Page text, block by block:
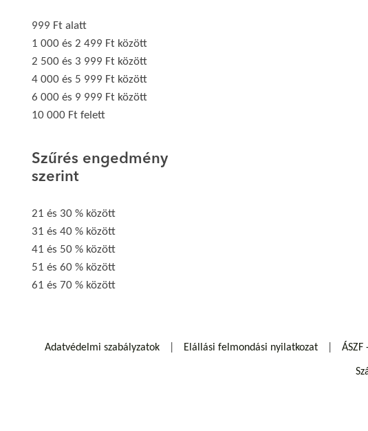
999 Ft alatt
1 000 és 2 499 Ft között
2 500 és 3 999 Ft között
4 000 és 5 999 Ft között
6 000 és 9 999 Ft között
10 000 Ft felett
Szűrés engedmény
szerint
21 és 30 % között
31 és 40 % között
41 és 50 % között
51 és 60 % között
61 és 70 % között
Adatvédelmi szabályzatok Elállási felmondási nyilatkozat